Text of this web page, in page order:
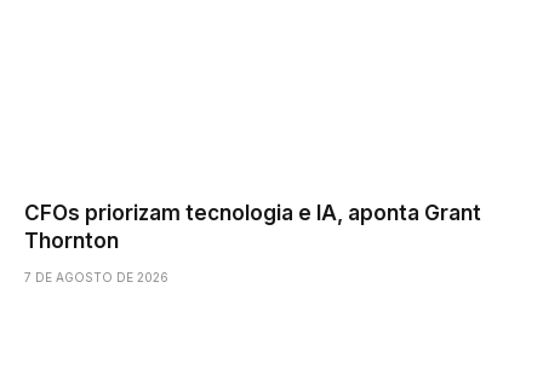
CFOs priorizam tecnologia e IA, aponta Grant
Thornton
7 DE AGOSTO DE 2026